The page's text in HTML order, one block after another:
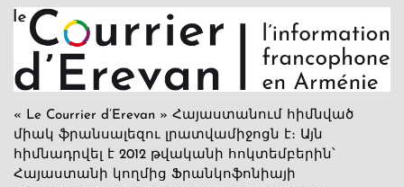
« Le Courrier d’Erevan » Հայաստանում հիմնված
միակ ֆրանսալեզու լրատվամիջոցն է։ Այն
հիմնադրվել է 2012 թվականի հոկտեմբերին՝
Հայաստանի կողմից Ֆրանկոֆոնիայի